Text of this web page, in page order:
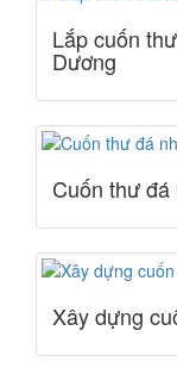
Lắp cuốn
Dương
Cuốn thư
Xây dựng